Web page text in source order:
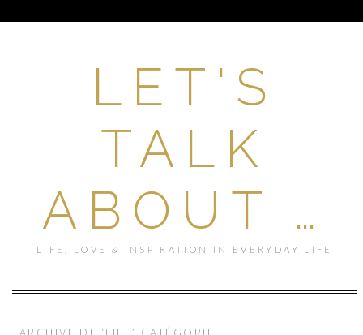
LET'S
TALK
ABOUT …
LIFE, LOVE & INSPIRATION IN EVERYDAY LIFE